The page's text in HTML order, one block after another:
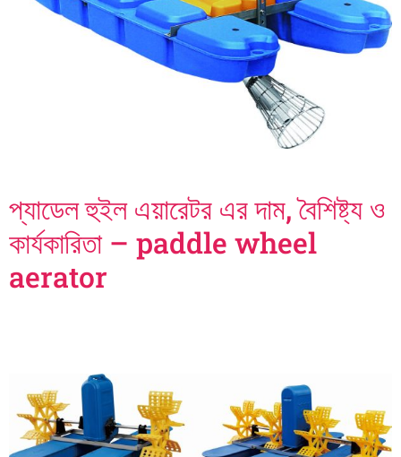
প্যাডেল হুইল এয়ারেটর এর দাম, বৈশিষ্ট্য ও
কার্যকারিতা – paddle wheel
aerator